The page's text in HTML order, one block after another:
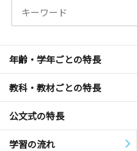
年齢・学年ごとの特長
教科・教材ごとの特長
公文式の特長
学習の流れ